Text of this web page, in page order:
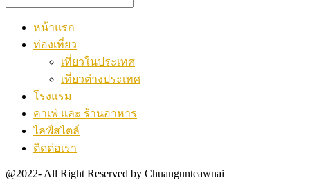
หน้าแรก
ท่องเที่ยว
เที่ยวในประเทศ
เที่ยวต่างประเทศ
โรงแรม
คาเฟ่ และ ร้านอาหาร
ไลฟ์สไตล์
ติดต่อเรา
@2022- All Right Reserved by Chuangunteawnai